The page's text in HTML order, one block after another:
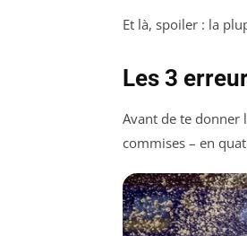
Et là, spoiler : la
Les 3
Avant de te donner
commises – en